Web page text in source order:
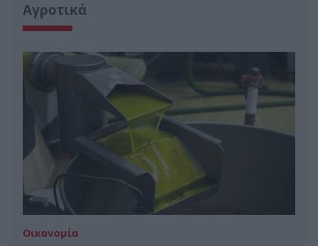
Αγροτικά
Οικονομία